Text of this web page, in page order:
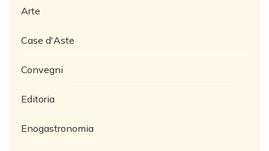
Arte
Case d'Aste
Convegni
Editoria
Enogastronomia